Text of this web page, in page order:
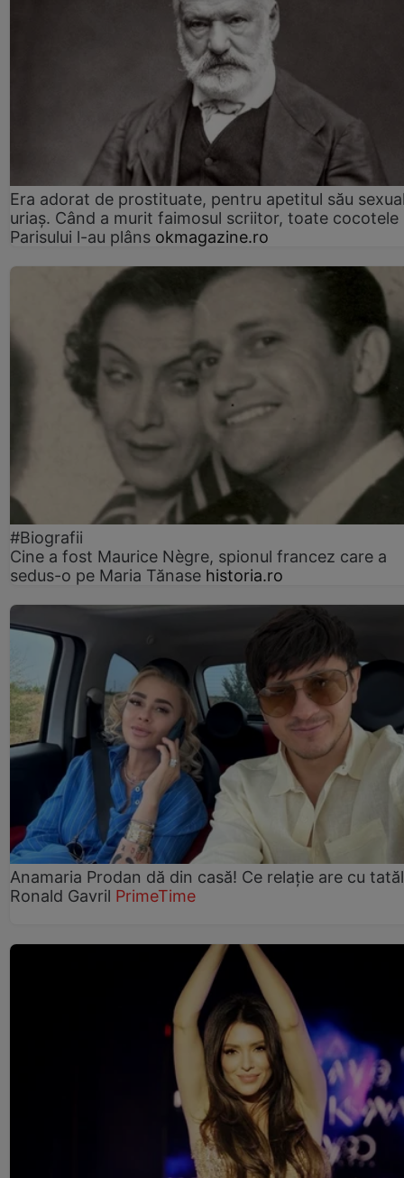
Era adorat de prostituate, pentru apetitul său
uriaș. Când a murit faimosul scriitor, toate cocotele
Parisului l-au plâns okmagazine.ro
#Biografii
Cine a fost Maurice Nègre, spionul francez care a
sedus-o pe Maria Tănase historia.ro
Anamaria Prodan dă din casă! Ce relație are cu
Ronald Gavril PrimeTime